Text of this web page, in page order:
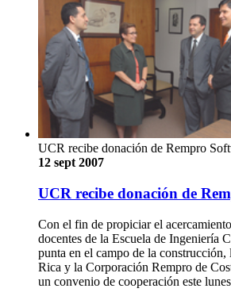
UCR recibe donación de Rempro
12 sept 2007
UCR recibe donación de
Con el fin de propiciar el
docentes de la Escuela de Ingeniería
punta en el campo de la
Rica y la Corporación Rempro de
un convenio de cooperación este